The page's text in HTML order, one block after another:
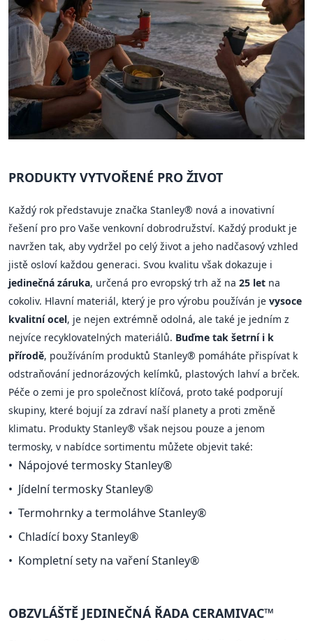
PRODUKTY VYTVOŘENÉ PRO ŽIVOT
Každý rok představuje značka Stanley® nová a inovativní
řešení pro pro Vaše venkovní dobrodružství. Každý produkt je
navržen tak, aby vydržel po celý život a jeho nadčasový vzhled
jistě osloví každou generaci. Svou kvalitu však dokazuje i
jedinečná záruka, určená pro evropský trh až na 25 let na
cokoliv. Hlavní materiál, který je pro výrobu používán je vysoce
kvalitní ocel, je nejen extrémně odolná, ale také je jedním z
nejvíce recyklovatelných materiálů. Buďme tak šetrní i k
přírodě, používáním produktů Stanley® pomáháte přispívat k
odstraňování jednorázových kelímků, plastových lahví a brček.
Péče o zemi je pro společnost klíčová, proto také podporují
skupiny, které bojují za zdraví naší planety a proti změně
klimatu. Produkty Stanley® však nejsou pouze a jenom
termosky, v nabídce sortimentu můžete objevit také:
Nápojové termosky Stanley®
Jídelní termosky Stanley®
Termohrnky a termoláhve Stanley®
Chladící boxy Stanley®
Kompletní sety na vaření Stanley®
OBZVLÁŠTĚ JEDINEČNÁ ŘADA CERAMIVAC™